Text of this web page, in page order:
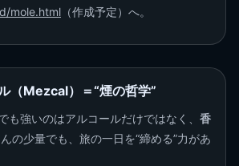
mole.html （作成予定）へ。
（Mezcal）＝“煙の哲学”
も強いのはアルコールだけではなく、 香
の少量でも、旅の一日を“締める”力があ